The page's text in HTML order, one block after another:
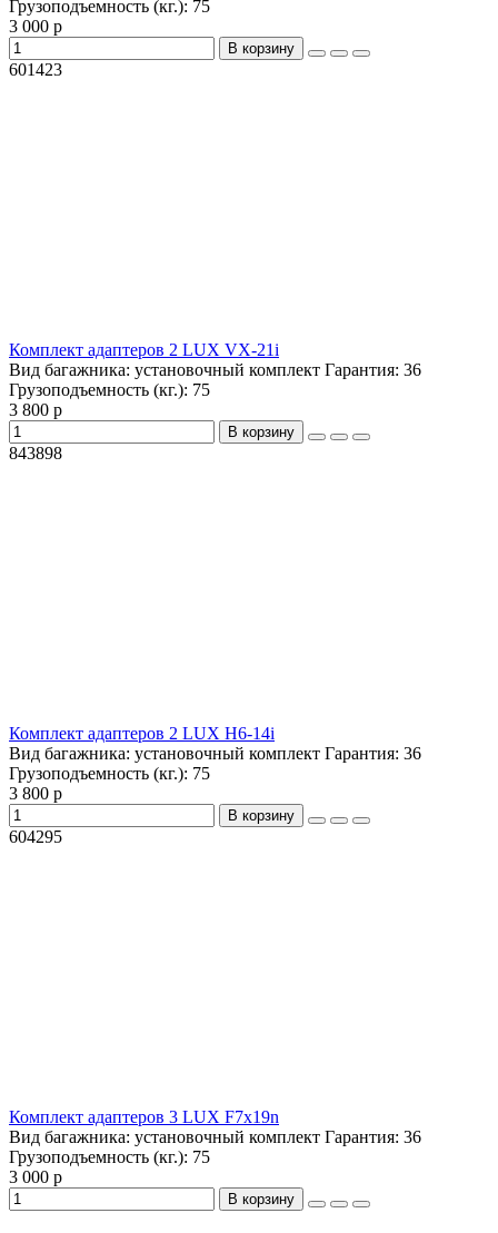
Грузоподъемность (кг.): 75
3 000 р
В корзину
601423
Комплект адаптеров 2 LUX VX-21i
Вид багажника: установочный комплект Гарантия: 36
Грузоподъемность (кг.): 75
3 800 р
В корзину
843898
Комплект адаптеров 2 LUX H6-14i
Вид багажника: установочный комплект Гарантия: 36
Грузоподъемность (кг.): 75
3 800 р
В корзину
604295
Комплект адаптеров 3 LUX F7x19n
Вид багажника: установочный комплект Гарантия: 36
Грузоподъемность (кг.): 75
3 000 р
В корзину